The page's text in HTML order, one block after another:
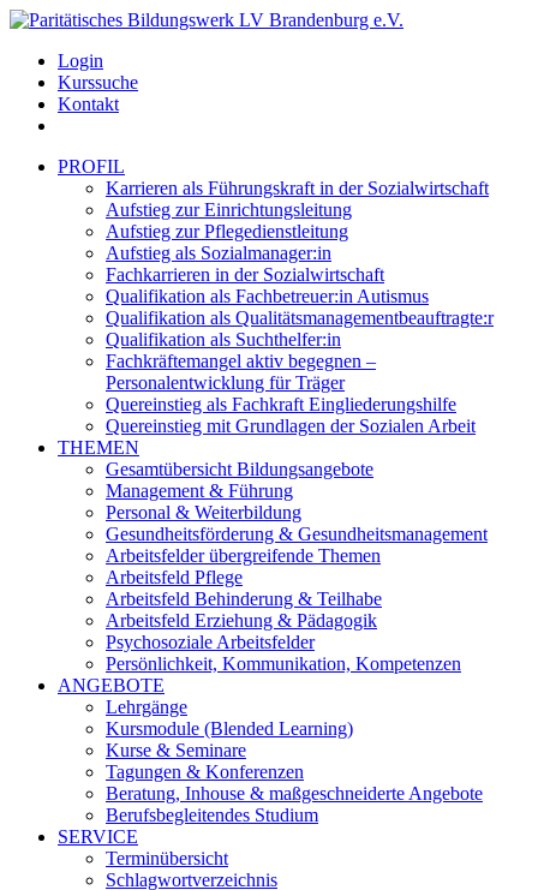
Login
Kurssuche
Kontakt
PROFIL
Karrieren als Führungskraft in der Sozialwirtschaft
Aufstieg zur Einrichtungsleitung
Aufstieg zur Pflegedienstleitung
Aufstieg als Sozialmanager:in
Fachkarrieren in der Sozialwirtschaft
Qualifikation als Fachbetreuer:in Autismus
Qualifikation als Qualitätsmanagementbeauftragte:r
Qualifikation als Suchthelfer:in
Fachkräftemangel aktiv begegnen –
Personalentwicklung für Träger
Quereinstieg als Fachkraft Eingliederungshilfe
Quereinstieg mit Grundlagen der Sozialen Arbeit
THEMEN
Gesamtübersicht Bildungsangebote
Management & Führung
Personal & Weiterbildung
Gesundheitsförderung & Gesundheitsmanagement
Arbeitsfelder übergreifende Themen
Arbeitsfeld Pflege
Arbeitsfeld Behinderung & Teilhabe
Arbeitsfeld Erziehung & Pädagogik
Psychosoziale Arbeitsfelder
Persönlichkeit, Kommunikation, Kompetenzen
ANGEBOTE
Lehrgänge
Kursmodule (Blended Learning)
Kurse & Seminare
Tagungen & Konferenzen
Beratung, Inhouse & maßgeschneiderte Angebote
Berufsbegleitendes Studium
SERVICE
Terminübersicht
Schlagwortverzeichnis